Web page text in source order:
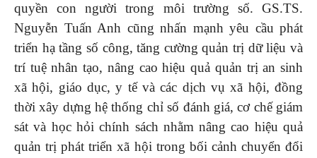
quyền con người trong môi trường số. GS.TS.
Nguyễn Tuấn Anh cũng nhấn mạnh yêu cầu phát
triển hạ tầng số công, tăng cường quản trị dữ liệu và
trí tuệ nhân tạo, nâng cao hiệu quả quản trị an sinh
xã hội, giáo dục, y tế và các dịch vụ xã hội, đồng
thời xây dựng hệ thống chỉ số đánh giá, cơ chế giám
sát và học hỏi chính sách nhằm nâng cao hiệu quả
quản trị phát triển xã hội trong bối cảnh chuyển đổi